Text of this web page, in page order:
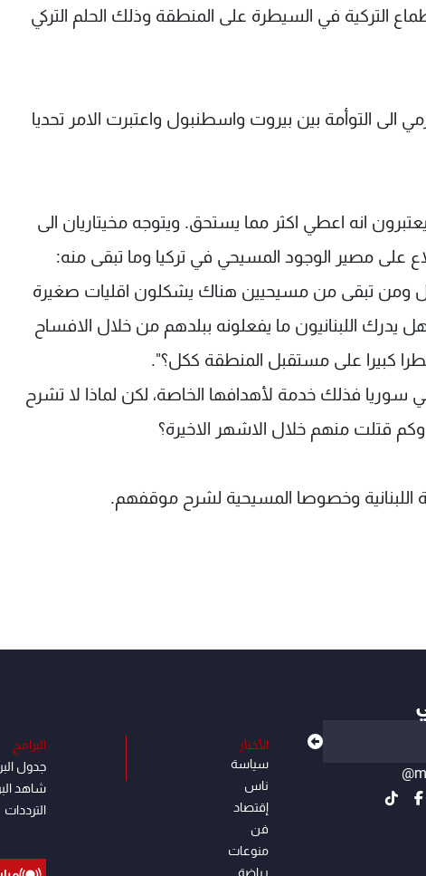
التركية في السيطرة على المنطقة وذلك الحلم التركي
الى التوأمة بين بيروت واسطنبول واعتبرت الامر تحديا
انه اعطي اكثر مما يستحق. ويتوجه مخيتاريان الى
على مصير الوجود المسيحي في تركيا وما تبقى منه:
ومن تبقى من مسيحيين هناك يشكلون اقليات صغيرة
اللبنانيون ما يفعلونه ببلدهم من خلال الافساح
كبيرا على مستقبل المنطقة ككل؟".
سوريا فذلك خدمة لأهدافها الخاصة، لكن لماذا لا تشرح
وكم قتلت منهم خلال الاشهر الاخيرة؟
اللبنانية وخصوصا المسيحية لشرح موقفهم.
الأخبار
سياسة
ناس
إقتصاد
فن
منوعات
رياضة
البرامج
جدول
شاهد
الترددات